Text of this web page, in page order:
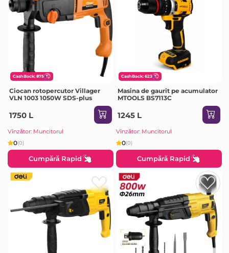
CashBack: 875
Ciocan rotopercutor Villager
VLN 1003 1050W SDS-plus
1750 L
Vînzător: Muncitorul
0(0)
Cumpără Rapid
CashBack: 623
Masina de gaurit pe acumulator
MTOOLS BS7113C
1245 L
Vînzător: Muncitorul
0(0)
Cumpără Rapid